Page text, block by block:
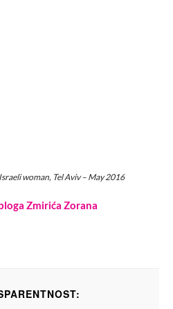
woman, Tel Aviv – May 2016
Zmirića Zorana